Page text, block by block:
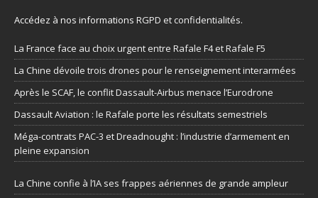
Accédez à nos informations RGPD et confidentialités.
La France face au choix urgent entre Rafale F4 et Rafale F5
La Chine dévoile trois drones pour le renseignement interarmées
Après le SCAF, le conflit Dassault-Airbus menace l’Eurodrone
Dassault Aviation : le Rafale porte les résultats semestriels
Méga-contrats PAC-3 et Dreadnought : l’industrie d’armement en
pleine expansion
La Chine confie à l’IA ses frappes aériennes de grande ampleur